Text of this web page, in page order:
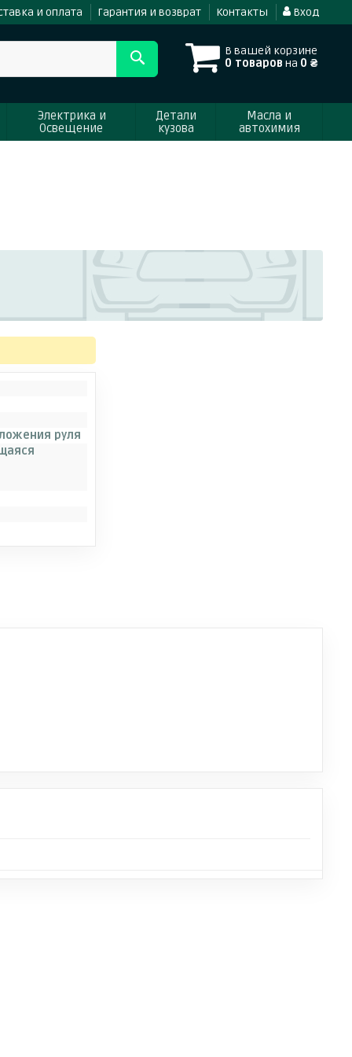
и оплата Гарантия и возврат Контакты Вход
В вашей корзине
0 товаров на 0 ₴
Электрика и
Освещение
Детали
кузова
Масла и
автохимия
руля